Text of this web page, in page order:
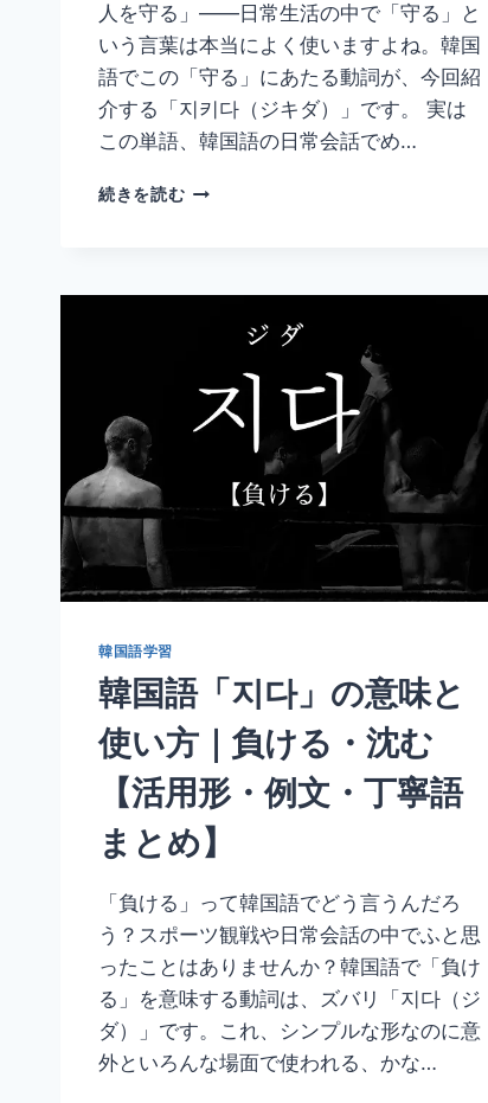
表
現
め】
人を守る」——日常生活の中で「守る」と
いう言葉は本当によく使いますよね。韓国
語でこの「守る」にあたる動詞が、今回紹
介する「지키다（ジキダ）」です。 実は
この単語、韓国語の日常会話でめ…
続きを読む韓
味
使
｜
保
【活
用
形・
例
文・
丁
寧
語
と
め】
韓国語学習
韓国語「지다」の意味と
使い方｜負ける・沈む
【活用形・例文・丁寧語
まとめ】
「負ける」って韓国語でどう言うんだろ
う？スポーツ観戦や日常会話の中でふと思
ったことはありませんか？韓国語で「負け
る」を意味する動詞は、ズバリ「지다（ジ
ダ）」です。これ、シンプルな形なのに意
外といろんな場面で使われる、かな…